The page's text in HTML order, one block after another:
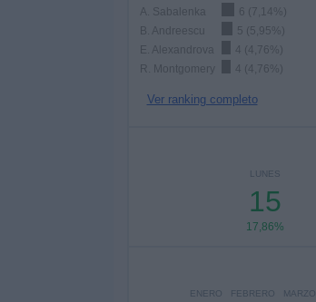
A. Sabalenka
6 (7,14%)
B. Andreescu
5 (5,95%)
E. Alexandrova
4 (4,76%)
R. Montgomery
4 (4,76%)
Ver ranking completo
LUNES
15
17,86%
ENERO FEBRERO MARZO